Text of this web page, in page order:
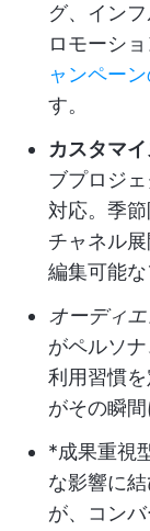
グ、イン
ロモーシ
ャンペー
す。
カスタマ
ブプロジ
対応。季
チャネル
編集可能な
オーディ
がペルソ
利用習慣
がその瞬
*成果重視
な影響に
が、コン